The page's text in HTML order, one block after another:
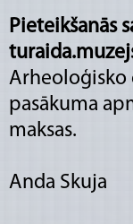
Pieteikšanās
Arheoloģisko
pasākuma
maksas.
Anda Skuja